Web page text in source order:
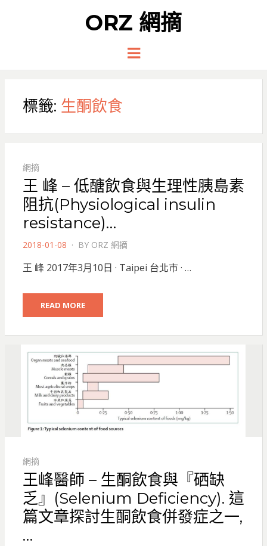
ORZ 網摘
Menu
標籤: 生酮飲食
網摘
王 峰 – 低醣飲食與生理性胰島素
阻抗(Physiological insulin
resistance)…
POSTED
2018-01-08 BY ORZ 網摘
王 峰 2017年3月10日 · Taipei 台北市 · …
READ MORE
網摘
王峰醫師 – 生酮飲食與『硒缺
乏』(Selenium Deficiency). 這
篇文章探討生酮飲食併發症之一,
…